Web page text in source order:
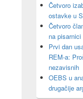
Četvoro
ostavke u
Četvoro
na
Prvi dan
REM-a:
nezavisnih
OEBS u
drugačije